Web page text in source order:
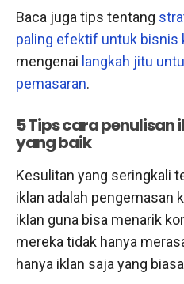
Baca juga tips tentang
paling efektif untuk bisnis
mengenai langkah jitu
pemasaran.
5 Tips cara
yang baik
Kesulitan yang seringkali
iklan adalah pengemasan
iklan guna bisa menarik
mereka tidak hanya
hanya iklan saja yang